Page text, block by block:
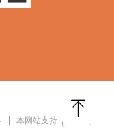
本网站支持
IPv6
ꁸ